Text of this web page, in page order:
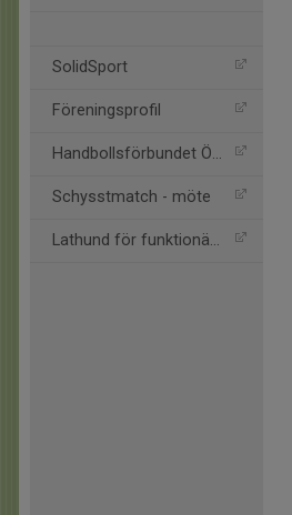
SolidSport
Föreningsprofil
Handbollsförbundet Öst
Schysstmatch - möte
Lathund för funktionärer